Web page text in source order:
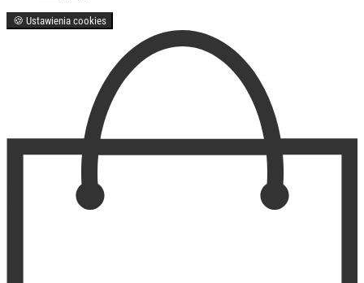
🍪 Ustawienia cookies